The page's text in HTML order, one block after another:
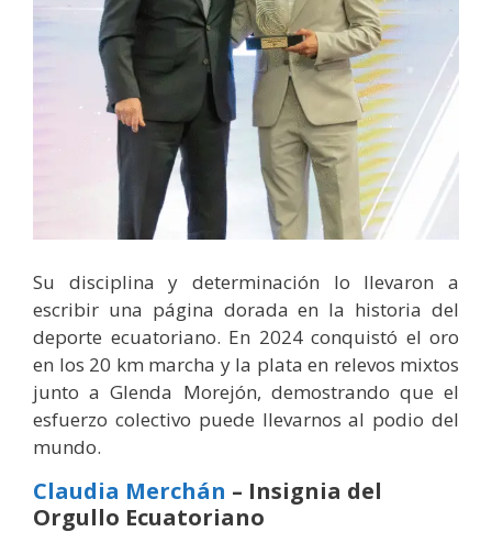
Su disciplina y determinación lo llevaron a
escribir una página dorada en la historia del
deporte ecuatoriano. En 2024 conquistó el oro
en los 20 km marcha y la plata en relevos mixtos
junto a Glenda Morejón, demostrando que el
esfuerzo colectivo puede llevarnos al podio del
mundo.
Claudia Merchán – Insignia del
Orgullo Ecuatoriano